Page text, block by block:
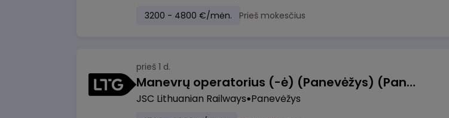
3200 - 4800 €/mėn. Prieš mokesčius
prieš 1 d.
Manevrų operatorius (-ė) (Panevėžys) (Panevėžys, LT)
JSC Lithuanian Railways Panevėžys